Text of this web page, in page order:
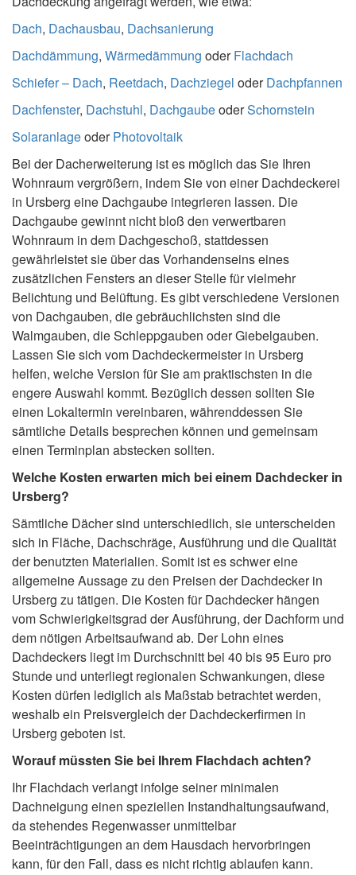
Dach, Dachausbau, Dachsanierung
Dachdämmung, Wärmedämmung oderFlachdach
Schiefer – Dach, Reetdach, Dachziegel oderDachpfannen
Dachfenster, Dachstuhl, DachgaubeoderSchornstein
SolaranlageoderPhotovoltaik
Bei der Dacherweiterung ist es möglich das Sie Ihren
Wohnraum vergrößern, indem Sie von einer Dachdeckerei
in Ursberg eine Dachgaube integrieren lassen. Die
Dachgaube gewinnt nicht bloß den verwertbaren
Wohnraum in dem Dachgeschoß, stattdessen
gewährleistet sie über das Vorhandenseins eines
zusätzlichen Fensters an dieser Stelle für vielmehr
Belichtung und Belüftung. Es gibt verschiedene Versionen
von Dachgauben, die gebräuchlichsten sind die
Walmgauben, die Schleppgauben oder Giebelgauben.
Lassen Sie sich vom Dachdeckermeister in Ursberg
helfen, welche Version für Sie am praktischsten in die
engere Auswahl kommt. Bezüglich dessen sollten Sie
einen Lokaltermin vereinbaren, währenddessen Sie
sämtliche Details besprechen können und gemeinsam
einen Terminplan abstecken sollten.
Welche Kosten erwarten mich bei einem Dachdecker in
Ursberg?
Sämtliche Dächer sind unterschiedlich, sie unterscheiden
sich in Fläche, Dachschräge, Ausführung und die Qualität
der benutzten Materialien. Somit ist es schwer eine
allgemeine Aussage zu den Preisen der Dachdecker in
Ursberg zu tätigen. Die Kosten für Dachdecker hängen
vom Schwierigkeitsgrad der Ausführung, der Dachform und
dem nötigen Arbeitsaufwand ab. Der Lohn eines
Dachdeckers liegt im Durchschnitt bei 40 bis 95 Euro pro
Stunde und unterliegt regionalen Schwankungen, diese
Kosten dürfen lediglich als Maßstab betrachtet werden,
weshalb ein Preisvergleich der Dachdeckerfirmen in
Ursberg geboten ist.
Worauf müssten Sie bei Ihrem Flachdach achten?
Ihr Flachdach verlangt infolge seiner minimalen
Dachneigung einen speziellen Instandhaltungsaufwand,
da stehendes Regenwasser unmittelbar
Beeinträchtigungen an dem Hausdach hervorbringen
kann, für den Fall, dass es nicht richtig ablaufen kann.